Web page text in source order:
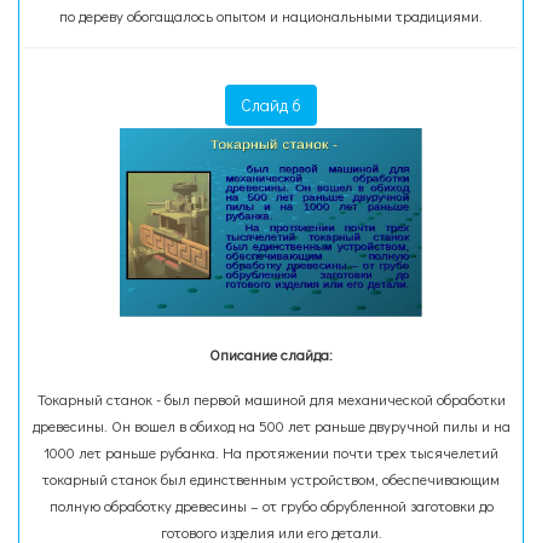
по дереву обогащалось опытом и национальными традициями.
Слайд 6
Описание слайда:
Токарный станок - был первой машиной для механической обработки
древесины. Он вошел в обиход на 500 лет раньше двуручной пилы и на
1000 лет раньше рубанка. На протяжении почти трех тысячелетий
токарный станок был единственным устройством, обеспечивающим
полную обработку древесины – от грубо обрубленной заготовки до
готового изделия или его детали.